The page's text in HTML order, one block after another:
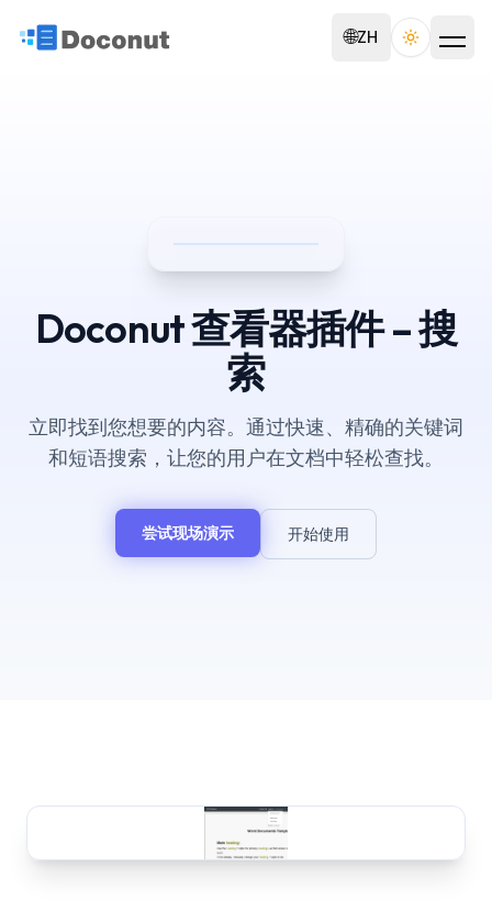
🌐ZH Toggle
Doconut 查看器插件 – 搜
索
立即找到您想要的内容。通过快速、精确的关键词
和短语搜索，让您的用户在文档中轻松查找。
尝试现场演示 开始使用